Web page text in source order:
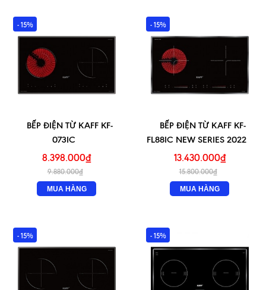
- 15%
BẾP ĐIỆN TỪ KAFF KF-
073IC
8.398.000₫
9.880.000₫
MUA HÀNG
- 15%
BẾP ĐIỆN TỪ KAFF KF-
FL88IC NEW SERIES 2022
13.430.000₫
15.800.000₫
MUA HÀNG
- 15% - 15%